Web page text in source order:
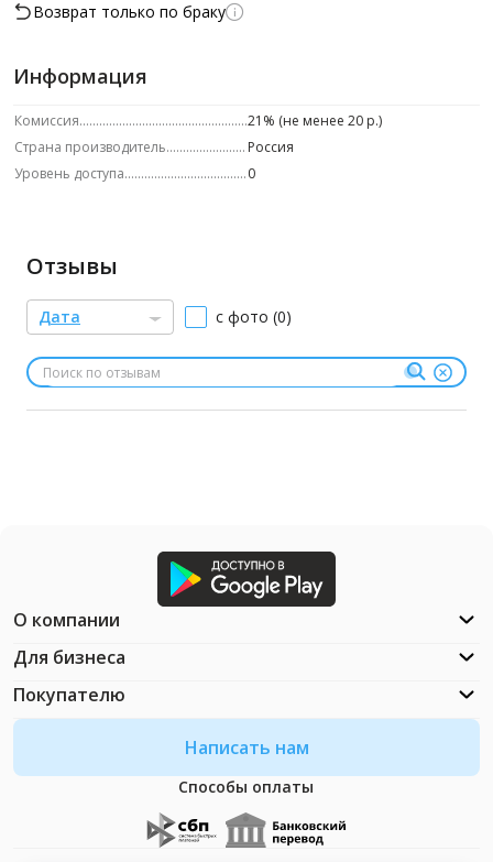
Возврат только по браку
Информация
Комиссия
21% (не менее 20 р.)
Страна производитель
Россия
Уровень доступа
0
Отзывы
Дата с фото (0)
Написать нам
Способы оплаты
О компании
Для бизнеса
Покупателю